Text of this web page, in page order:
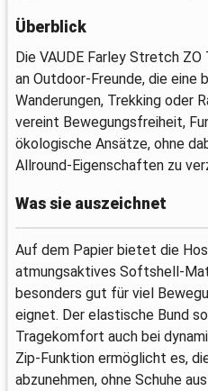
Überblick
Die VAUDE Farley Stretch
an Outdoor-Freunde, die eine
Wanderungen, Trekking oder
vereint Bewegungsfreiheit,
ökologische Ansätze, ohne
Allround-Eigenschaften zu
Was sie auszeichnet
Auf dem Papier bietet die
atmungsaktives Softshell-
besonders gut für viel
eignet. Der elastische Bund
Tragekomfort auch bei
Zip-Funktion ermöglicht es,
abzunehmen, ohne Schuhe